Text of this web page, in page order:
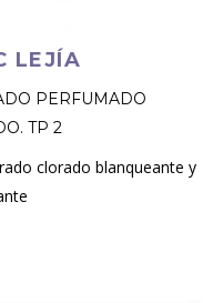
LEJÍA
PERFUMADO
TP 2
clorado blanqueante y